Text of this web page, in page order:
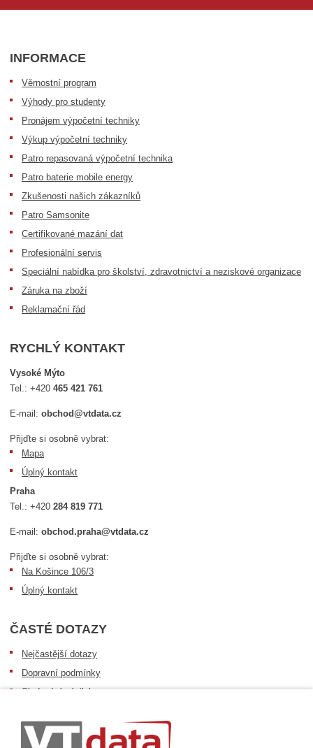
INFORMACE
Věrnostní program
Výhody pro studenty
Pronájem výpočetní techniky
Výkup výpočetní techniky
Patro repasovaná výpočetní technika
Patro baterie mobile energy
Zkušenosti našich zákazníků
Patro Samsonite
Certifikované mazání dat
Profesionální servis
Speciální nabídka pro školství, zdravotnictví a neziskové organizace
Záruka na zboží
Reklamační řád
RYCHLÝ KONTAKT
Vysoké Mýto
Tel.:+420465 421 761
E-mail:obchod@vtdata.cz
Přijďte si osobně vybrat:
Mapa
Úplný kontakt
Praha
Tel.:+420284 819 771
E-mail:obchod.praha@vtdata.cz
Přijďte si osobně vybrat:
Na Košince 106/3
Úplný kontakt
ČASTÉ DOTAZY
Nejčastější dotazy
Dopravní podmínky
Sledování zásilek
Informace k dostupnosti zboží